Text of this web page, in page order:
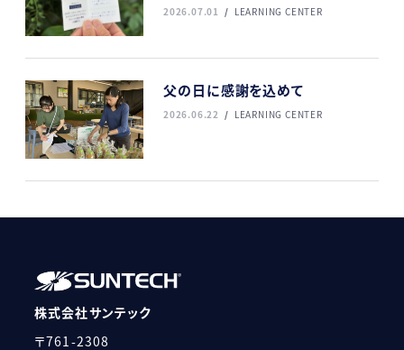
2026.07.01 LEARNING CENTER
父の日に感謝を込めて
2026.06.22 LEARNING CENTER
株式会社サンテック
〒761-2308